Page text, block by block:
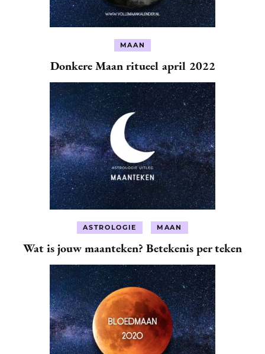
MAAN
Donkere Maan ritueel april 2022
ASTROLOGIE MAAN
Wat is jouw maanteken? Betekenis per teken